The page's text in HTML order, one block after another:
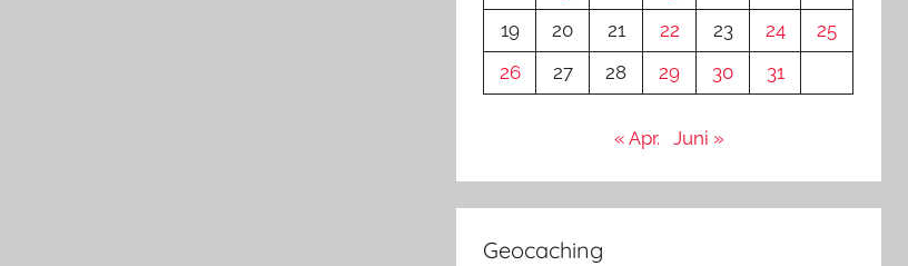
19
20 21 22 23 24
25
26
27 28 29 30 31
« Apr. Juni »
Geocaching